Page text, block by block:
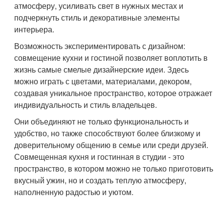
атмосферу, усиливать свет в нужных местах и
подчеркнуть стиль и декоративные элементы
интерьера.
Возможность экспериментировать с дизайном:
совмещение кухни и гостиной позволяет воплотить в
жизнь самые смелые дизайнерские идеи. Здесь
можно играть с цветами, материалами, декором,
создавая уникальное пространство, которое отражает
индивидуальность и стиль владельцев.
Они объединяют не только функциональность и
удобство, но также способствуют более близкому и
доверительному общению в семье или среди друзей.
Совмещенная кухня и гостинная в студии - это
пространство, в котором можно не только приготовить
вкусный ужин, но и создать теплую атмосферу,
наполненную радостью и уютом.